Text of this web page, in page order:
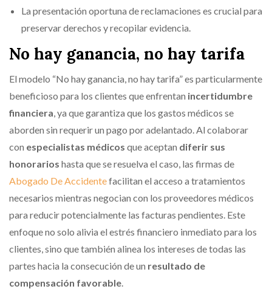
La presentación oportuna de reclamaciones es crucial para
preservar derechos y recopilar evidencia.
No hay ganancia, no hay tarifa
El modelo “No hay ganancia, no hay tarifa” es particularmente
beneficioso para los clientes que enfrentan incertidumbre
financiera, ya que garantiza que los gastos médicos se
aborden sin requerir un pago por adelantado. Al colaborar
con especialistas médicos que aceptan diferir sus
honorarios hasta que se resuelva el caso, las firmas de
Abogado De Accidentefacilitan el acceso a tratamientos
necesarios mientras negocian con los proveedores médicos
para reducir potencialmente las facturas pendientes. Este
enfoque no solo alivia el estrés financiero inmediato para los
clientes, sino que también alinea los intereses de todas las
partes hacia la consecución de un resultado de
compensación favorable.